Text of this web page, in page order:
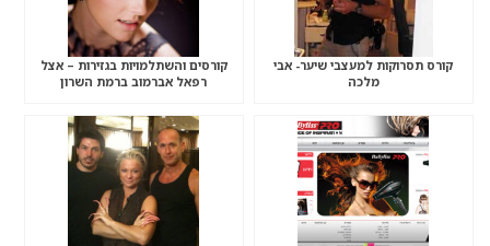
קורס תסרוקות למעצבי שיער- אבי
מלכה
קורסים והשתלמויות בגזירות – אצל
רפאל אברמוב ברמת השרון